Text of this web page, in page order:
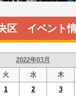
区 イベント
2022年03月
火 水 木
1
2 3